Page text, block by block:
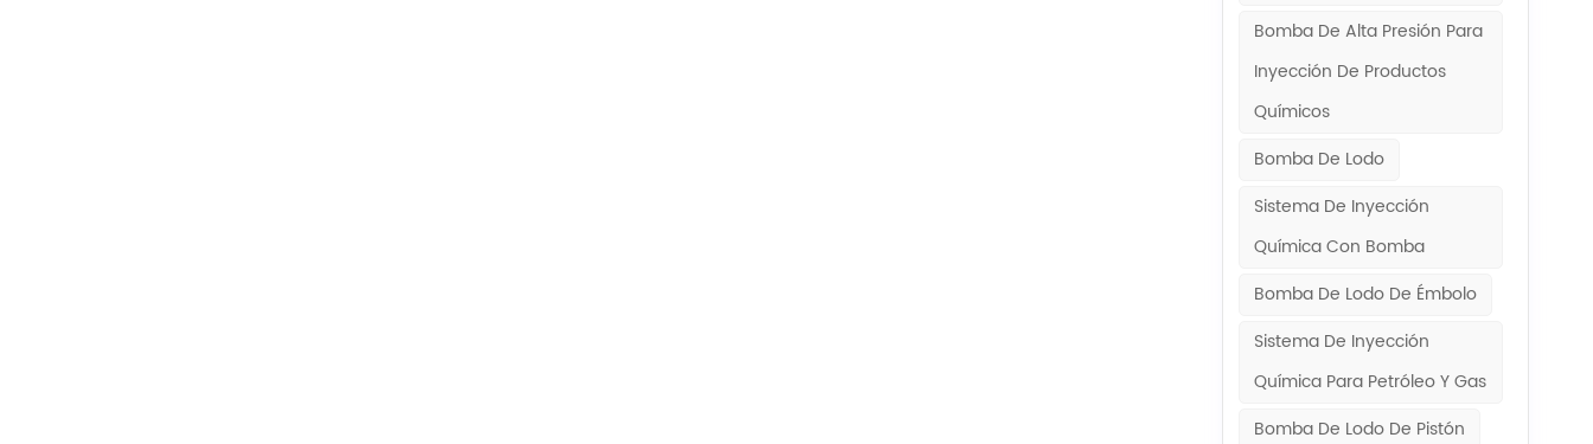
Bomba De Alta Presión Para
Inyección De Productos
Químicos
Bomba De Lodo
Sistema De Inyección
Química Con Bomba
Bomba De Lodo De Émbolo
Sistema De Inyección
Química Para Petróleo Y Gas
Bomba De Lodo De Pistón